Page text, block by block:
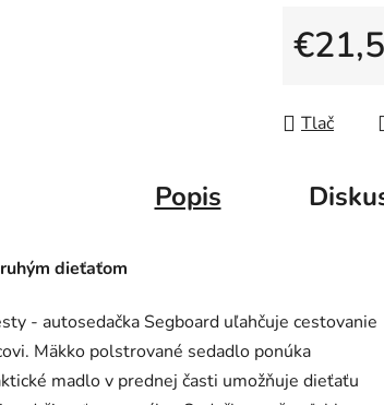
Tlač
Popis
dieťaťom
- autosedačka Segboard uľahčuje cestovanie
Mäkko polstrované sedadlo ponúka
madlo v prednej časti umožňuje dieťaťu